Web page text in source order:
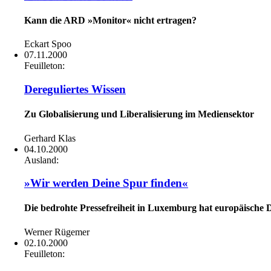
Kann die ARD »Monitor« nicht ertragen?
Eckart Spoo
07.11.2000
Feuilleton:
Dereguliertes Wissen
Zu Globalisierung und Liberalisierung im Mediensektor
Gerhard Klas
04.10.2000
Ausland:
»Wir werden Deine Spur finden«
Die bedrohte Pressefreiheit in Luxemburg hat europäische
Werner Rügemer
02.10.2000
Feuilleton: